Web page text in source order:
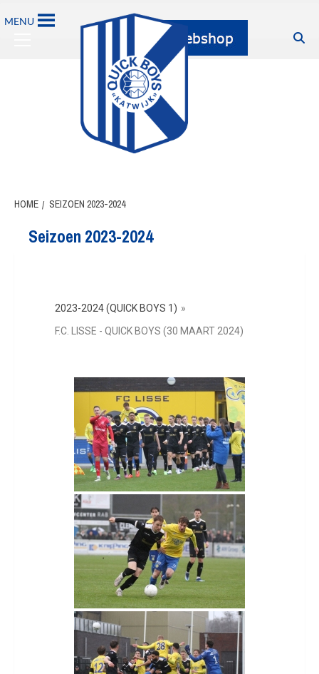
MENU
HOME SEIZOEN 2023-2024
Seizoen 2023-2024
2023-2024 (QUICK BOYS 1) »
F.C. LISSE - QUICK BOYS (30 MAART 2024)